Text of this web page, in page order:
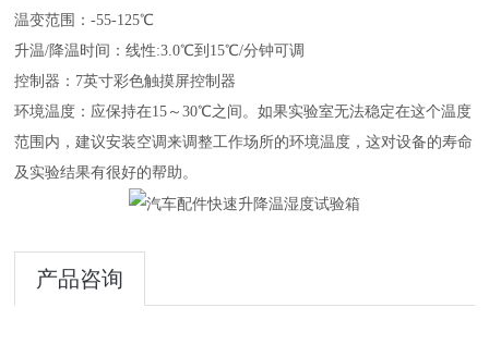
温变范围：-55-125℃
升温/降温时间：线性:3.0℃到15℃/分钟可调
控制器：7英寸彩色触摸屏控制器
环境温度：‌应保持在15～30℃之间。‌如果实验室无法稳定在这个温度
范围内，‌建议安装空调来调整工作场所的环境温度，‌这对设备的寿命
及实验结果有很好的帮助。
产品咨询